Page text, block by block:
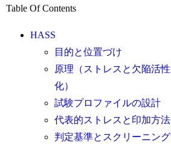
Table Of Contents
HASS
目的と位置づけ
原理（ストレスと欠陥活性
化）
試験プロファイルの設計
代表的ストレスと印加方法
判定基準とスクリーニング